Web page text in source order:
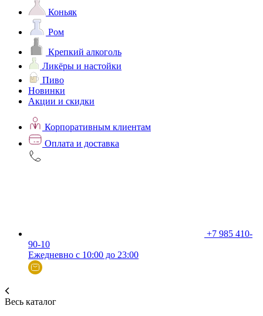
Коньяк
Ром
Крепкий алкоголь
Ликёры и настойки
Пиво
Новинки
Акции и скидки
Корпоративным клиентам
Оплата и доставка
+7 985 410-
90-10
Ежедневно с 10:00 до 23:00
Весь каталог